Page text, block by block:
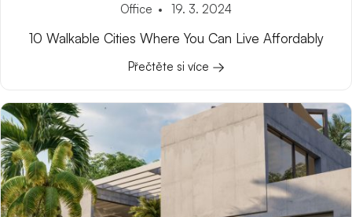
Office 19. 3. 2024
10 Walkable Cities Where You Can Live Affordably
Přečtěte si více